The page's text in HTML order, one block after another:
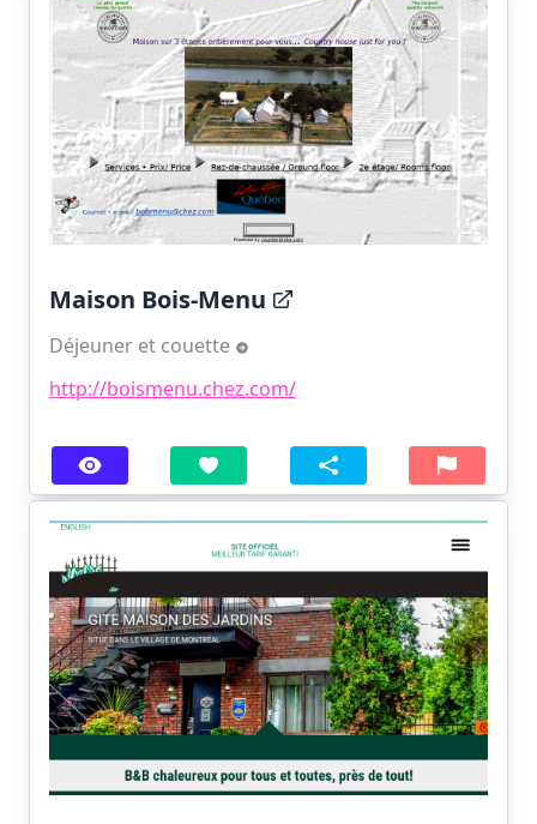
Maison Bois-Menu
Déjeuner et couette
http://boismenu.chez.com/